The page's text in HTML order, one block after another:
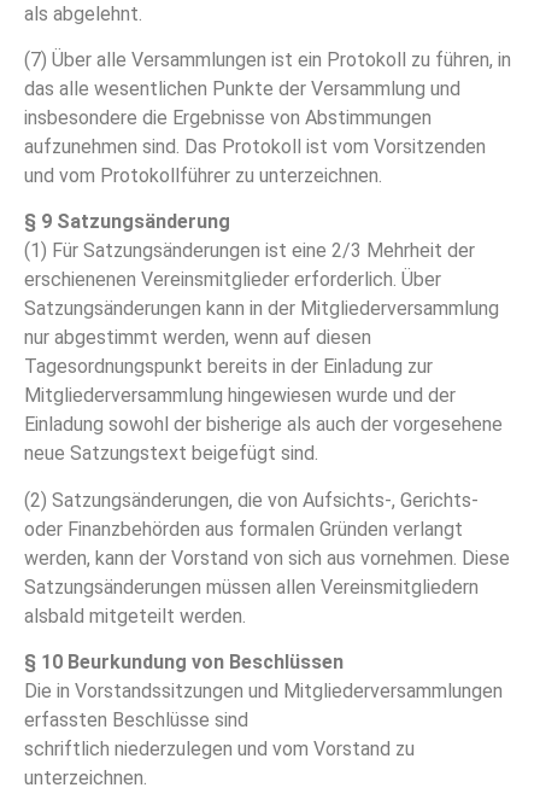
als abgelehnt.
(7) Über alle Versammlungen ist ein Protokoll zu führen, in
das alle wesentlichen Punkte der Versammlung und
insbesondere die Ergebnisse von Abstimmungen
aufzunehmen sind. Das Protokoll ist vom Vorsitzenden
und vom Protokollführer zu unterzeichnen.
§ 9 Satzungsänderung
(1) Für Satzungsänderungen ist eine 2/3 Mehrheit der
erschienenen Vereinsmitglieder erforderlich. Über
Satzungsänderungen kann in der Mitgliederversammlung
nur abgestimmt werden, wenn auf diesen
Tagesordnungspunkt bereits in der Einladung zur
Mitgliederversammlung hingewiesen wurde und der
Einladung sowohl der bisherige als auch der vorgesehene
neue Satzungstext beigefügt sind.
(2) Satzungsänderungen, die von Aufsichts-, Gerichts-
oder Finanzbehörden aus formalen Gründen verlangt
werden, kann der Vorstand von sich aus vornehmen. Diese
Satzungsänderungen müssen allen Vereinsmitgliedern
alsbald mitgeteilt werden.
§ 10 Beurkundung von Beschlüssen
Die in Vorstandssitzungen und Mitgliederversammlungen
erfassten Beschlüsse sind
schriftlich niederzulegen und vom Vorstand zu
unterzeichnen.